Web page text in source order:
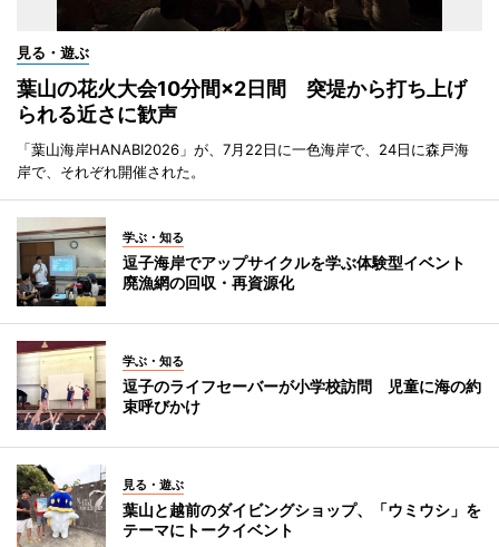
見る・遊ぶ
葉山の花火大会10分間×2日間 突堤から打ち上げ
られる近さに歓声
「葉山海岸HANABI2026」が、7月22日に一色海岸で、24日に森戸海
岸で、それぞれ開催された。
学ぶ・知る
逗子海岸でアップサイクルを学ぶ体験型イベント
廃漁網の回収・再資源化
学ぶ・知る
逗子のライフセーバーが小学校訪問 児童に海の約
束呼びかけ
見る・遊ぶ
葉山と越前のダイビングショップ、「ウミウシ」を
テーマにトークイベント